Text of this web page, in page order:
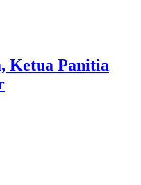
Ketua Panitia